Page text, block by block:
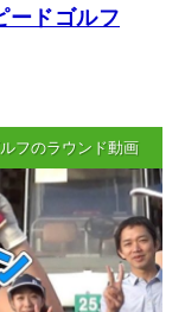
ードゴルフ
フのラウンド動画